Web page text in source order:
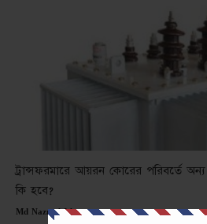
ট্রান্সফরমারে আয়রন কোরের পরিবর্তে
কি হবে?
Md Nazmul Islam -